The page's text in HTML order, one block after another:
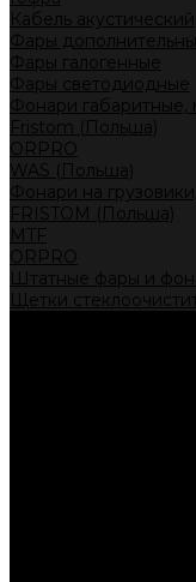
Кабель акустический
Фары
Фары галогенные
Фары светодиодные
Фонари габаритные,
Fristom (Польша)
ORPRO
WAS (Польша)
Фонари на
FRISTOM (Польша)
MTF
ORPRO
Штатные фары и
Щетки